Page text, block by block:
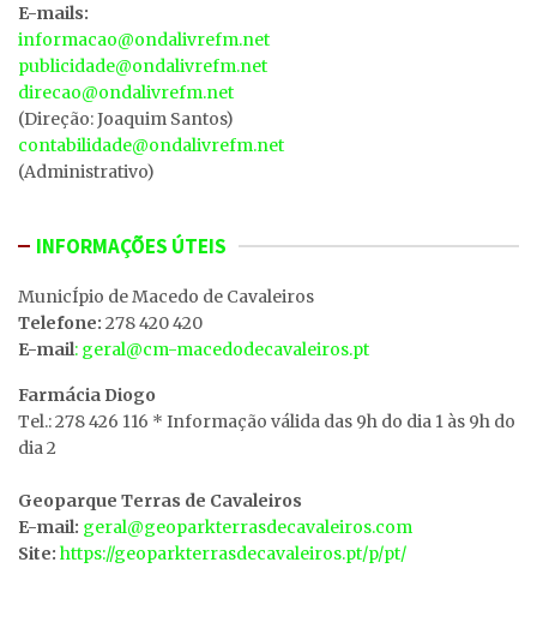
E-mails:
informacao@ondalivrefm.net
publicidade@ondalivrefm.net
direcao@ondalivrefm.net
(Direção: Joaquim Santos)
contabilidade@ondalivrefm.net
(Administrativo)
INFORMAÇÕES ÚTEIS
MunicÍpio de Macedo de Cavaleiros
Telefone: 278 420 420
E-mail: geral@cm-macedodecavaleiros.pt
Farmácia Diogo
Tel.: 278 426 116 * Informação válida das 9h do dia 1 às 9h do
dia 2
Geoparque Terras de Cavaleiros
E-mail: geral@geoparkterrasdecavaleiros.com
Site: https://geoparkterrasdecavaleiros.pt/p/pt/